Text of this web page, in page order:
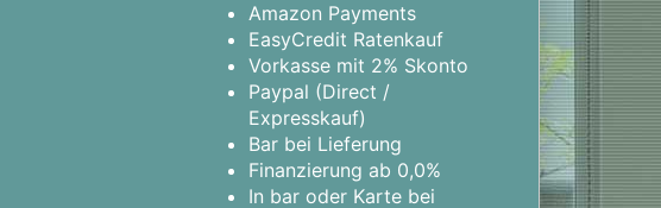
Amazon Payments
EasyCredit Ratenkauf
Vorkasse mit 2% Skonto
Paypal (Direct /
Expresskauf)
Bar bei Lieferung
Finanzierung ab 0,0%
In bar oder Karte bei